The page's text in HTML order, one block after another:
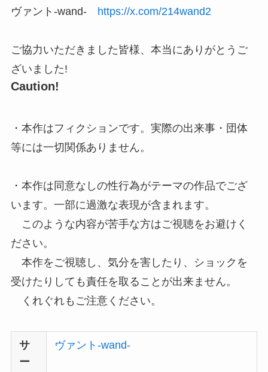
ヴァント-wand-
https://x.com/214wand2
ご協力いただきました皆様、本当にありがとうご
ざいました!
Caution!
・本作はフィクションです。実際の出来事・団体
等には一切関係ありません。
・本作は同意なしの性行為がテーマの作品でござ
います。一部に過激な表現が含まれます。
このような内容が苦手な方はご視聴をお避けく
ださい。
本作をご視聴し、気分を害したり、ショックを
受けたりしても責任を取ることが出来ません。
くれぐれもご注意ください。
サ
ー
ヴァント-wand-